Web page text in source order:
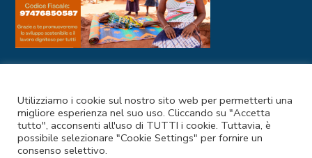
I NOSTRI CANALI SOCIAL
Utilizziamo i cookie sul nostro sito web per permetterti una
migliore esperienza nel suo uso. Cliccando su "Accetta
tutto", acconsenti all'uso di TUTTI i cookie. Tuttavia, è
possibile selezionare "Cookie Settings" per fornire un
consenso selettivo.